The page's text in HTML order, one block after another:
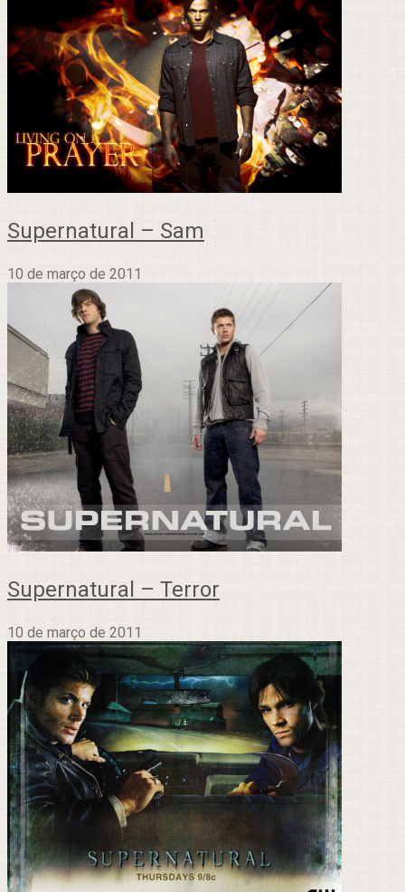
Supernatural – Sam
10 de março de 2011
Supernatural – Terror
10 de março de 2011